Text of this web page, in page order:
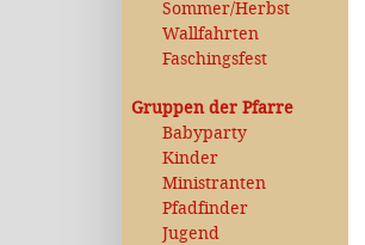
Sommer/Herbst
Wallfahrten
Faschingsfest
Gruppen der Pfarre
Babyparty
Kinder
Ministranten
Pfadfinder
Jugend